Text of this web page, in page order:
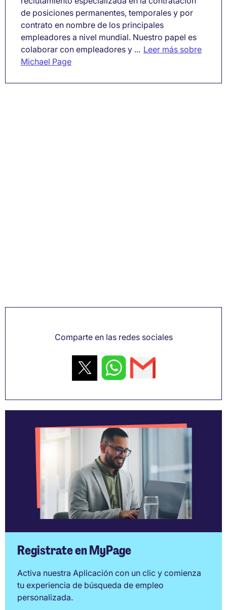
de posiciones permanentes, temporales y por
contrato en nombre de los principales
empleadores a nivel mundial. Nuestro papel es
colaborar con empleadores y ... Leer más sobre
Michael Page
Comparte en las redes sociales
Registrate en MyPage
Activa nuestra Aplicación con un clic y comienza
tu experiencia de búsqueda de empleo
personalizada.